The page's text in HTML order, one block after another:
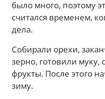
было много, поэтому
считался временем,
дела.
Собирали орехи,
зерно, готовили
фрукты. После этого
зиму.